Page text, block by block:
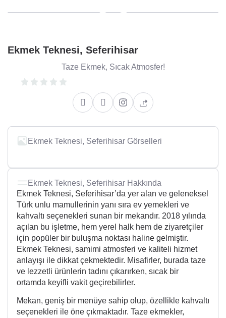
Ekmek Teknesi, Seferihisar
Taze Ekmek, Sıcak Atmosfer!
Ekmek Teknesi, Seferihisar Görselleri
Ekmek Teknesi, Seferihisar Hakkında
Ekmek Teknesi, Seferihisar’da yer alan ve geleneksel
Türk unlu mamullerinin yanı sıra ev yemekleri ve
kahvaltı seçenekleri sunan bir mekandır. 2018 yılında
açılan bu işletme, hem yerel halk hem de ziyaretçiler
için popüler bir buluşma noktası haline gelmiştir.
Ekmek Teknesi, samimi atmosferi ve kaliteli hizmet
anlayışı ile dikkat çekmektedir. Misafirler, burada taze
ve lezzetli ürünlerin tadını çıkarırken, sıcak bir
ortamda keyifli vakit geçirebilirler.
Mekan, geniş bir menüye sahip olup, özellikle kahvaltı
seçenekleri ile öne çıkmaktadır. Taze ekmekler,